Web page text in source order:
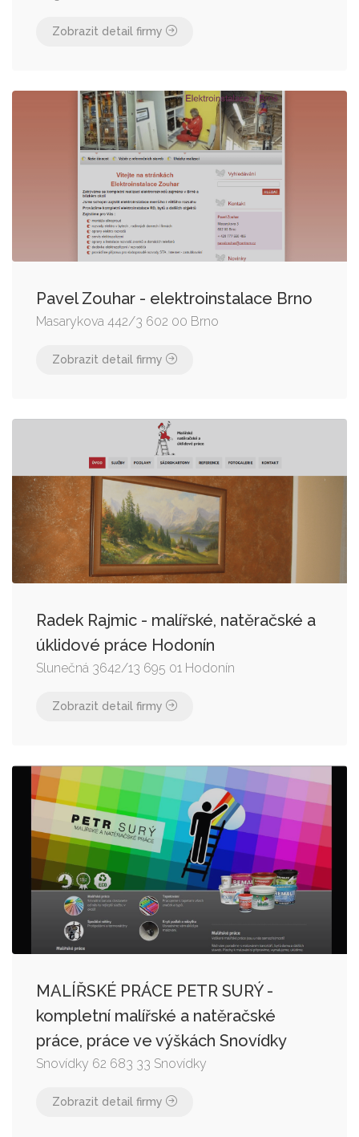
Zobrazit detail firmy
Pavel Zouhar - elektroinstalace Brno
Masarykova 442/3 602 00 Brno
Zobrazit detail firmy
Radek Rajmic - malířské, natěračské a
úklidové práce Hodonín
Slunečná 3642/13 695 01 Hodonín
Zobrazit detail firmy
MALÍŘSKÉ PRÁCE PETR SURÝ -
kompletní malířské a natěračské
práce, práce ve výškách Snovídky
Snovídky 62 683 33 Snovídky
Zobrazit detail firmy